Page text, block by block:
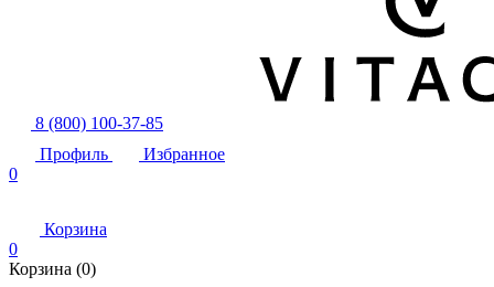
8 (800) 100-37-85
Профиль
Избранное
0
Корзина
0
Корзина (0)